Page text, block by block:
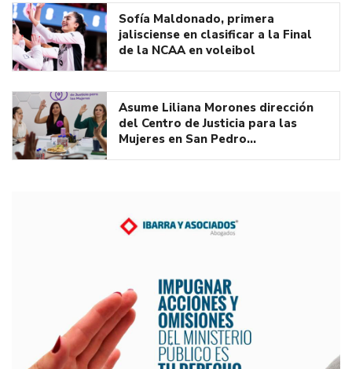
Sofía Maldonado, primera
jalisciense en clasificar a la Final
de la NCAA en voleibol
Asume Liliana Morones dirección
del Centro de Justicia para las
Mujeres en San Pedro…